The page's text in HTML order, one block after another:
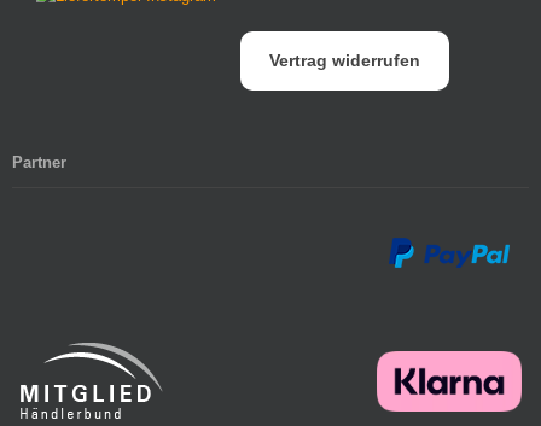
Vertrag widerrufen
Partner